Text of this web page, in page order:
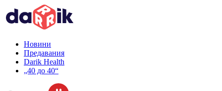
Новини
Предавания
Darik Health
„40 до 40“